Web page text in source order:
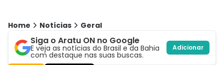
Home Notícias Geral
Siga o Aratu ON no Google
E veja as notícias do Brasil e da Bahia
com destaque nas suas buscas.
Adicionar